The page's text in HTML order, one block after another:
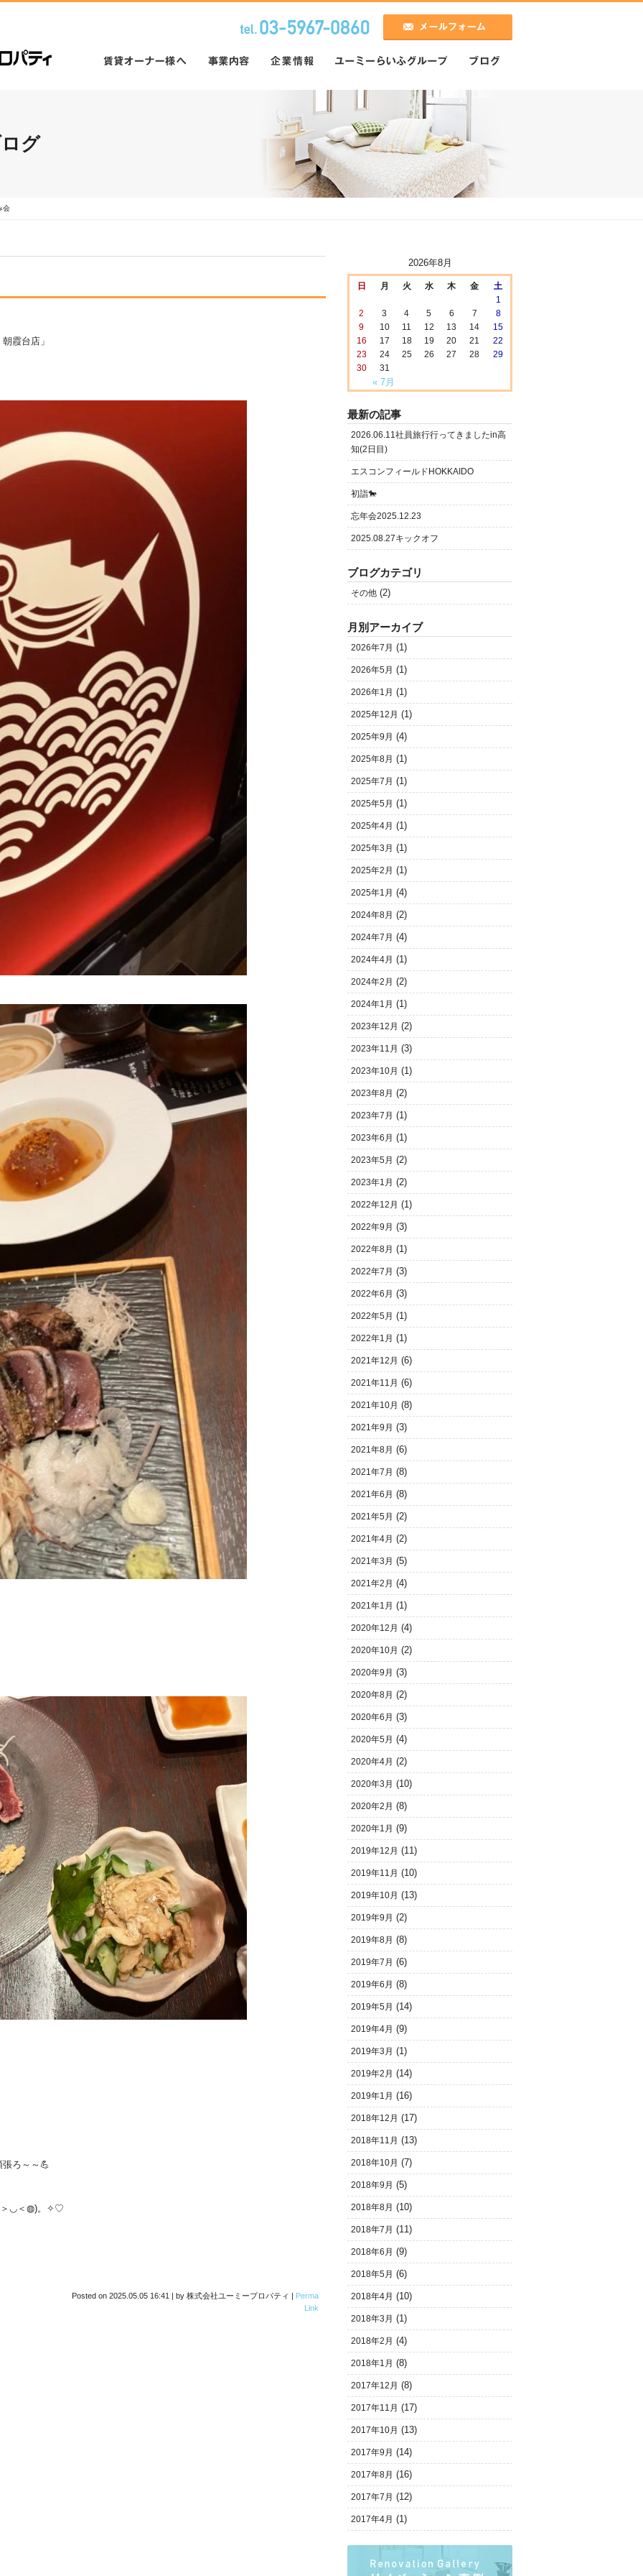
グ
会
霞台店」
ろ～～💪
＞◡＜◍)。✧♡
Posted on 2025.05.05 16:41 | by 株式会社ユーミープロパティ | Perma
Link
2026年8月
日 月 火 水 木 金 土
« 7月
1
2
3 4 5 6 7
8
9
10 11 12 13 14
15
16
17 18 19 20 21
22
23
24 25 26 27 28
29
30
31
最新の記事
2026.06.11社員旅行行ってきましたin高
知(2日目)
エスコンフィールドHOKKAIDO
初詣🐎
忘年会2025.12.23
2025.08.27キックオフ
ブログカテゴリ
その他 (2)
月別アーカイブ
2026年7月 (1)
2026年5月 (1)
2026年1月 (1)
2025年12月 (1)
2025年9月 (4)
2025年8月 (1)
2025年7月 (1)
2025年5月 (1)
2025年4月 (1)
2025年3月 (1)
2025年2月 (1)
2025年1月 (4)
2024年8月 (2)
2024年7月 (4)
2024年4月 (1)
2024年2月 (2)
2024年1月 (1)
2023年12月 (2)
2023年11月 (3)
2023年10月 (1)
2023年8月 (2)
2023年7月 (1)
2023年6月 (1)
2023年5月 (2)
2023年1月 (2)
2022年12月 (1)
2022年9月 (3)
2022年8月 (1)
2022年7月 (3)
2022年6月 (3)
2022年5月 (1)
2022年1月 (1)
2021年12月 (6)
2021年11月 (6)
2021年10月 (8)
2021年9月 (3)
2021年8月 (6)
2021年7月 (8)
2021年6月 (8)
2021年5月 (2)
2021年4月 (2)
2021年3月 (5)
2021年2月 (4)
2021年1月 (1)
2020年12月 (4)
2020年10月 (2)
2020年9月 (3)
2020年8月 (2)
2020年6月 (3)
2020年5月 (4)
2020年4月 (2)
2020年3月 (10)
2020年2月 (8)
2020年1月 (9)
2019年12月 (11)
2019年11月 (10)
2019年10月 (13)
2019年9月 (2)
2019年8月 (8)
2019年7月 (6)
2019年6月 (8)
2019年5月 (14)
2019年4月 (9)
2019年3月 (1)
2019年2月 (14)
2019年1月 (16)
2018年12月 (17)
2018年11月 (13)
2018年10月 (7)
2018年9月 (5)
2018年8月 (10)
2018年7月 (11)
2018年6月 (9)
2018年5月 (6)
2018年4月 (10)
2018年3月 (1)
2018年2月 (4)
2018年1月 (8)
2017年12月 (8)
2017年11月 (17)
2017年10月 (13)
2017年9月 (14)
2017年8月 (16)
2017年7月 (12)
2017年4月 (1)